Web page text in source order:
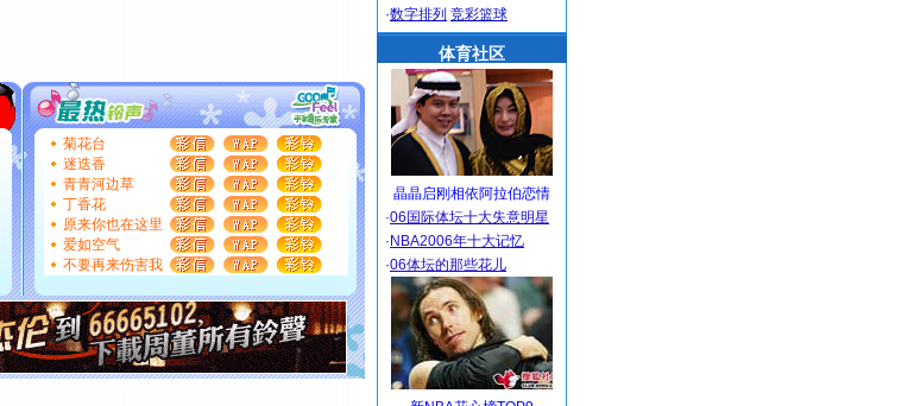
送你一棵薰衣草，愿你新年快乐！
[圣诞节]圣诞节到了，想想没什么送给你的，又不打算给
你太多，只有给你五千万：千万快乐！千万要健康！千万
要平安！千万要知足！千万不要忘记我！
[圣诞节]
不只这样的日子才会想起你,而是这样的日子才
能正大光明地骚扰你,告诉你,圣诞要快乐!新年要快乐!天天
都要快乐噢!
[圣诞节]奉上一颗祝福的心,在这个特别的日子里,愿幸福,
如意,快乐,鲜花,一切美好的祝愿与你同在.圣诞快乐!
[元旦]看到你我会触电；看不到你我要充电；没有你我会
断电。爱你是我职业，想你是我事业，抱你是我特长，吻
你是我专业！水晶之恋祝你新年快乐
菊花台
迷迭香
青青河边草
丁香花
原来你也在这里
爱如空气
不要再来伤害我
·数字排列 竞彩篮球
体育社区
晶晶启刚相依阿拉伯恋情
·06国际体坛十大失意明星
· NBA2006年十大记忆
·06体坛的那些花儿